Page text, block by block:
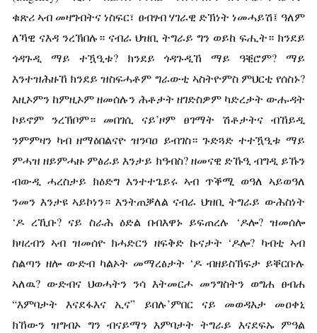
ቁጽሪ ኣብ መዛግብትና ነስፍር፣ ፀብፃብ ሃገራዊ ድኽነት ነመሓይሽ፤ ዓለም
ለኻዊ ናእዳ ንረኽበሉ። ናብራ ህዝቢ ትግራይ ግን ወይከ ፍሒት። ክንደይ
ጎዳጉዲ ማይ ተዃዒቱ? ክንደይ ጎዳጉዲኸ ማይ ዓቒሮም? ማይ
እንተዝሕዙኸ ክንደይ ዝስፍሓቶም ግራውቲ ኣስትዮምስ ምህርቲ የሰስኑ?
እዚኦምን ከምዚኦም ዘመሰሉን ሕቶታት ዘገድስዎም ካድረታት ውሑዳት
ኮይኖም ንረኽቦም። መበገሲ ናይ’ዞም ፀገማት ሽቶታትና ብኸይዲ
ንምምዛን ካብ ዘማዕበልናዮ ዝንባዐ ይብገስ። ጉድጓድ ተተዃዒቱ ማይ
ምሓዝ ዘይምሓዙ ምፅራይ እንታይ ክዓብስ? ዘመናዊ ድኹዒ ብግዲ ይኹን
ብውዲ ሓረስታይ ክዕድግ እንተተጌይሩ ኣብ ጥቕሚ ወዓለ ኣይወዓለ
ንመን እንታዩ ኣይኮነን። እንትጠቓለል ናብራ ህዝቢ ትግራይ ውሕስነት
‘ዶ ረኺቡ? ናይ ስራሕ ዕድል በብእዋኑ ይፍጠረሉ ‘ዶሎ? ዝመሰሎ
ክዛረብን ኣብ ዝመሰዮ ክሓድርን ዘፍቅድ ኩናታት ‘ዶሎ? ካብቲ ኣብ
ስልጣን ዘሎ ውድብ ካልኦት መማረፅታት ‘ዶ ብዘይስኽፍታ ይቐርቡሉ
ኣለዉ? ውድብና ህወሓትን ንሳ እትመርሖ መንግስትን ወግሐ ፀብሐ
“እምባታት እናደፋእና ኢና” ይበሉ’ምበር ናይ መወዳእታ መዐቀኒ
ክኸውን ዝግብኦ ግን ብናይማን እምባታት ትግራይ እናደፍኡ ምዓል